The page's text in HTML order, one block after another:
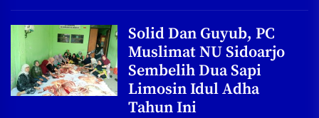
Solid Dan Guyub, PC
Muslimat NU Sidoarjo
Sembelih Dua Sapi
Limosin Idul Adha
Tahun Ini